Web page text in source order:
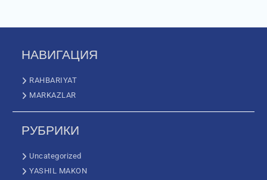
НАВИГАЦИЯ
RAHBARIYAT
MARKAZLAR
РУБРИКИ
Uncategorized
YASHIL MAKON